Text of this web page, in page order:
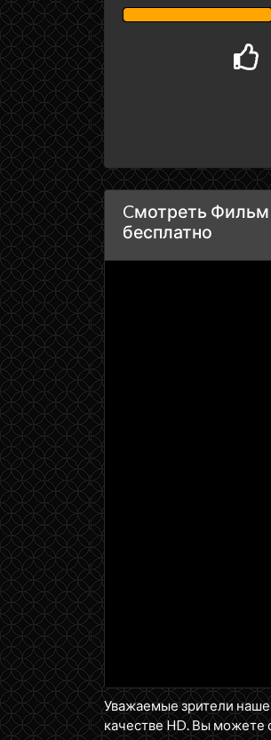
Cмотреть Фильм
бесплатно
Уважаемые зрители
качестве HD. Вы можете